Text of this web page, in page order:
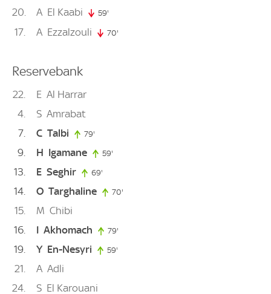
20 A El Kaabi 59'
17 A Ezzalzouli 70'
Reservebank
22 E Al Harrar
4
S Amrabat
7
C Talbi 79'
9 H Igamane 59'
13 E Seghir 69'
14 O Targhaline 70'
15 M Chibi
16
I Akhomach 79'
19 Y En-Nesyri 59'
21 A Adli
24
S El Karouani